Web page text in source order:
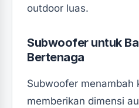
outdoor luas.
Subwoofer untuk
Bertenaga
Subwoofer menambah
memberikan dimensi